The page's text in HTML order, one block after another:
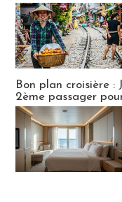
Bon plan croisière :
2ème passager